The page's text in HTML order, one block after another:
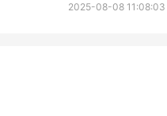
2025-08-08 11:08:03